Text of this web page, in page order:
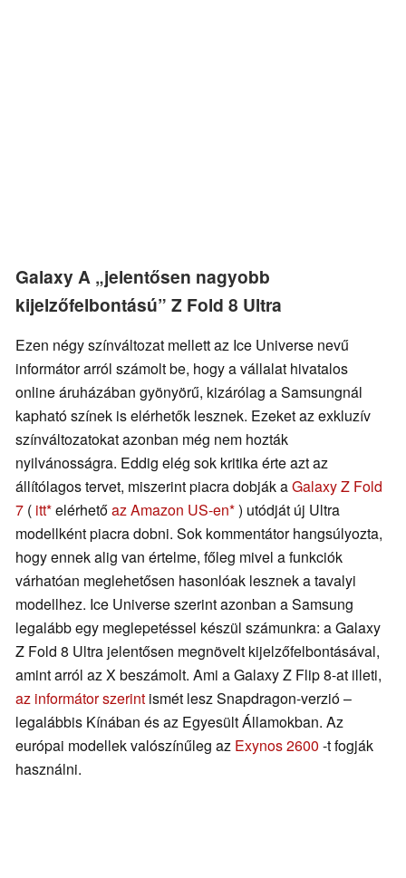
Galaxy A „jelentősen nagyobb
kijelzőfelbontású” Z Fold 8 Ultra
Ezen négy színváltozat mellett az Ice Universe nevű
informátor arról számolt be, hogy a vállalat hivatalos
online áruházában gyönyörű, kizárólag a Samsungnál
kapható színek is elérhetők lesznek. Ezeket az exkluzív
színváltozatokat azonban még nem hozták
nyilvánosságra. Eddig elég sok kritika érte azt az
állítólagos tervet, miszerint piacra dobják aGalaxy Z Fold
7 ( itt elérhetőaz Amazon US-en ) utódját új Ultra
modellként piacra dobni. Sok kommentátor hangsúlyozta,
hogy ennek alig van értelme, főleg mivel a funkciók
várhatóan meglehetősen hasonlóak lesznek a tavalyi
modellhez. Ice Universe szerint azonban a Samsung
legalább egy meglepetéssel készül számunkra: a Galaxy
Z Fold 8 Ultra jelentősen megnövelt kijelzőfelbontásával,
amint arról az X beszámolt. Ami a Galaxy Z Flip 8-at illeti,
az informátor szerint ismét lesz Snapdragon-verzió –
legalábbis Kínában és az Egyesült Államokban. Az
európai modellek valószínűleg az Exynos 2600 -t fogják
használni.